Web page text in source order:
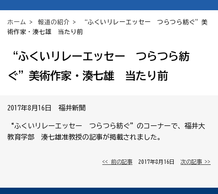
ホーム > 報道の紹介 > “ふくいリレーエッセー つらつら紡ぐ”美
術作家・湊七雄 当たり前
“ふくいリレーエッセー つらつら紡
ぐ”美術作家・湊七雄 当たり前
2017年8月16日 福井新聞
“ふくいリレーエッセー つらつら紡ぐ”のコーナーで、福井大
教育学部 湊七雄准教授の記事が掲載されました。
<< 前の記事 │ 2017年8月16日 │次の記事 >>